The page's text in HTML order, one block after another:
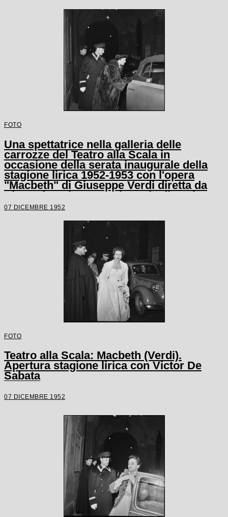
FOTO
Una spettatrice nella galleria delle
carrozze del Teatro alla Scala in
occasione della serata inaugurale della
stagione lirica 1952-1953 con l'opera
"Macbeth" di Giuseppe Verdi diretta da
Victor de Sabata, con la regia di Carl
Ebert
07 DICEMBRE 1952
FOTO
Teatro alla Scala: Macbeth (Verdi).
Apertura stagione lirica con Victor De
Sabata
07 DICEMBRE 1952